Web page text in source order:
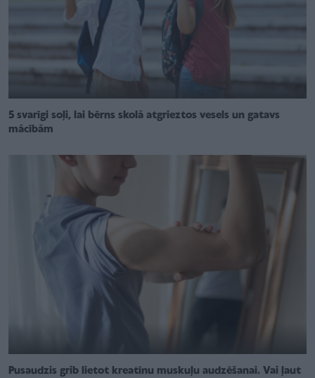
5 svarīgi soļi, lai bērns skolā atgrieztos vesels un gatavs
mācībām
Pusaudzis grib lietot kreatīnu muskuļu audzēšanai. Vai ļaut